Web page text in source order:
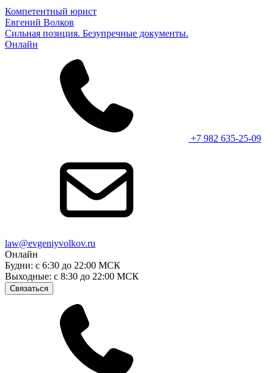
Компетентный юрист
Евгений Волков
Сильная позиция. Безупречные документы.
Онлайн
+7 982 635-25-09
law@evgeniyvolkov.ru
Онлайн
Будни: с 6:30 до 22:00 МСК
Выходные: с 8:30 до 22:00 МСК
Связаться